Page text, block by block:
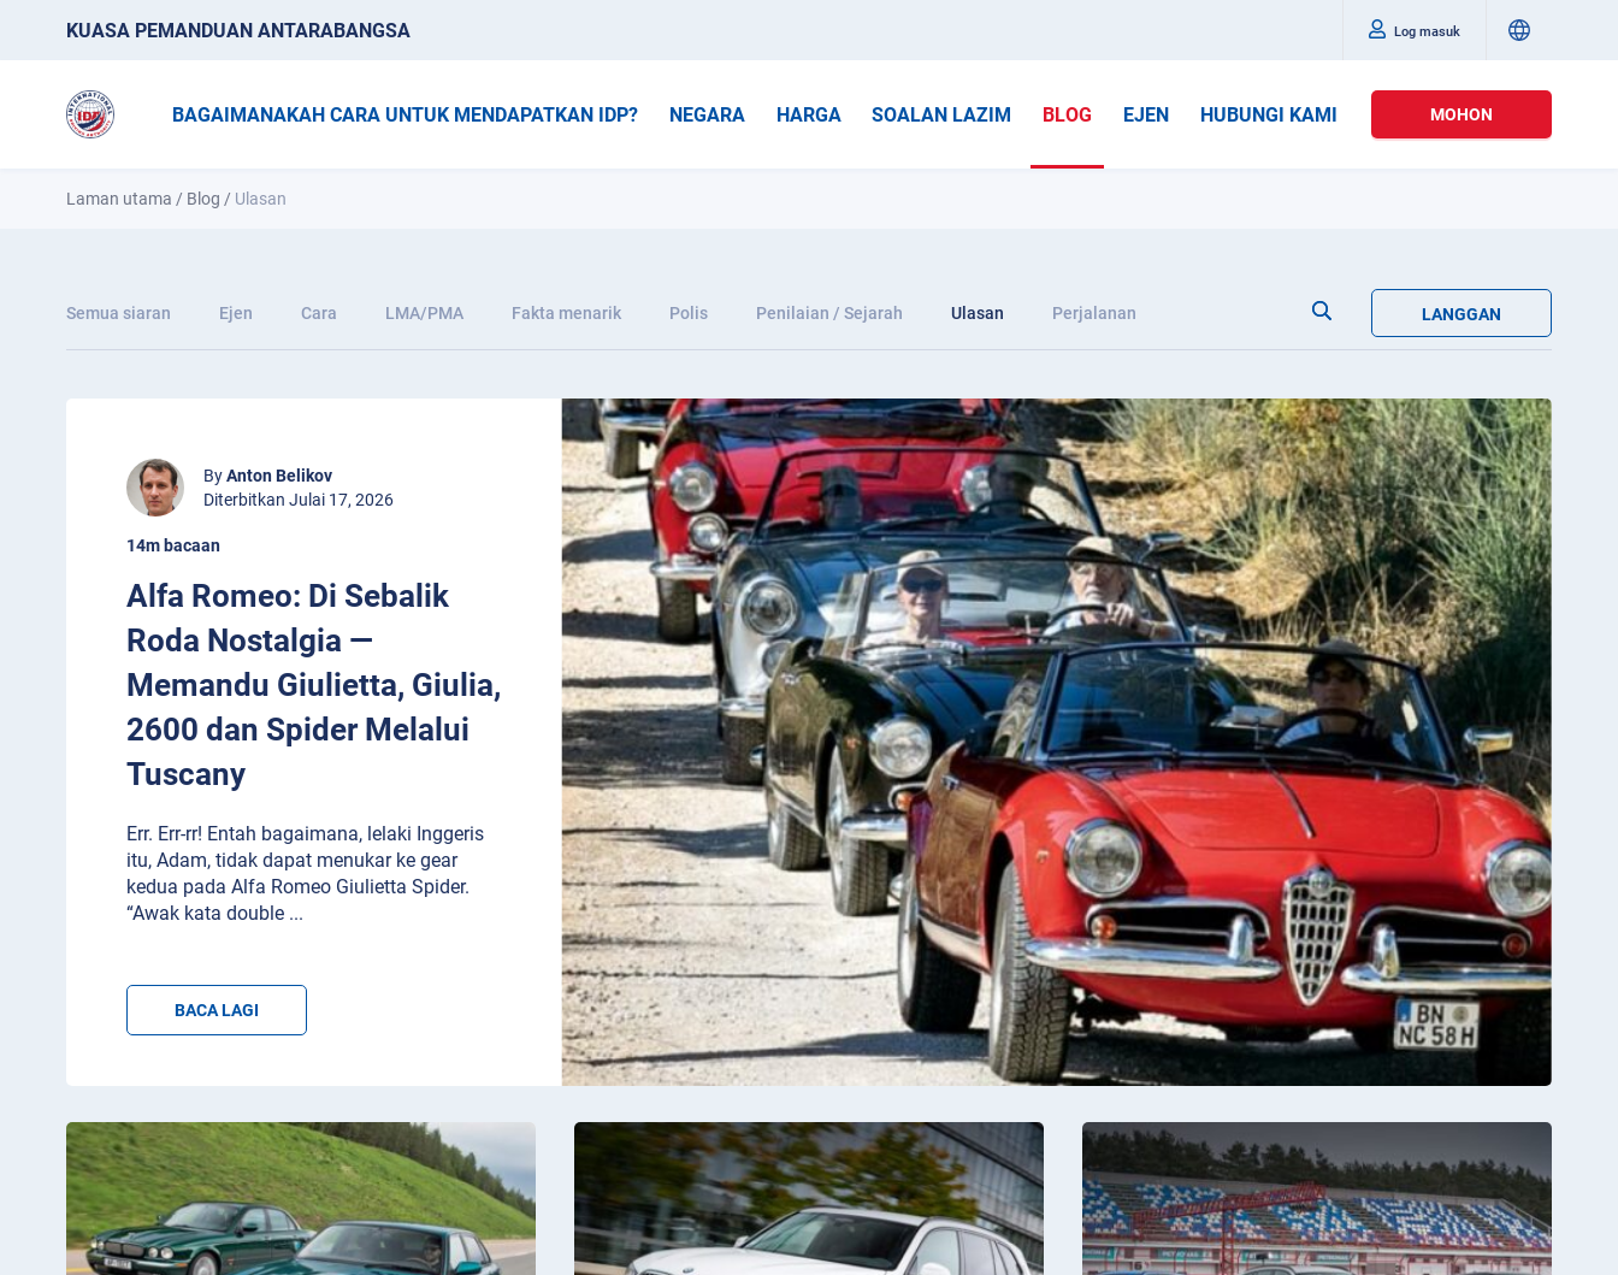
KUASA PEMANDUAN ANTARABANGSA Log masuk
BAGAIMANAKAH CARA UNTUK MENDAPATKAN IDP? NEGARA HARGA SOALAN LAZIM BLOG EJEN HUBUNGI KAMI MOHON
Laman utama / Blog / Ulasan
Semua siaran Ejen Cara LMA/PMA Fakta menarik Polis Penilaian / Sejarah Ulasan Perjalanan LANGGAN
ByAnton Belikov
Diterbitkan Julai 17, 2026
14m bacaan
Alfa Romeo: Di Sebalik
Roda Nostalgia —
Memandu Giulietta, Giulia,
2600 dan Spider Melalui
Tuscany
Err. Err-rr! Entah bagaimana, lelaki Inggeris
itu, Adam, tidak dapat menukar ke gear
kedua pada Alfa Romeo Giulietta Spider.
“Awak kata double ...
BACA LAGI